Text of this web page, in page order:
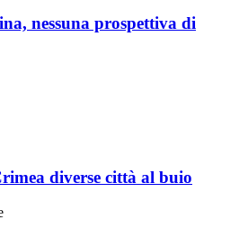
nessuna prospettiva di
diverse città al buio